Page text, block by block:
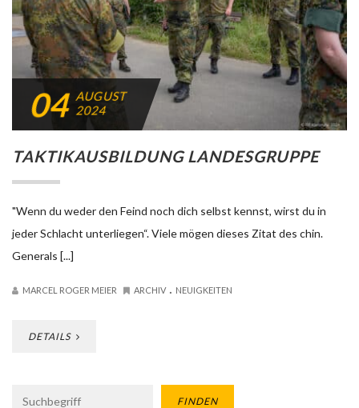
04 AUGUST
2024
TAKTIKAUSBILDUNG LANDESGRUPPE
"Wenn du weder den Feind noch dich selbst kennst, wirst du in
jeder Schlacht unterliegen“. Viele mögen dieses Zitat des chin.
Generals [...]
MARCEL ROGER MEIER ARCHIV . NEUIGKEITEN
DETAILS
FINDEN